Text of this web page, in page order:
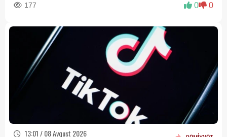
177 0 0
13:01 / 08 Avqust 2026